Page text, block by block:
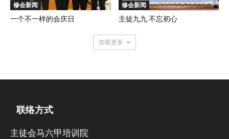
修会新闻
一个不一样的会庆日
修会新闻
主徒九九 不忘初心
加载更多
联络方式
主徒会马六甲培训院